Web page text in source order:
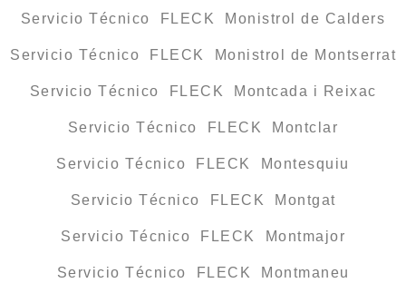
Servicio Técnico FLECK Monistrol de Calders
Servicio Técnico FLECK Monistrol de Montserrat
Servicio Técnico FLECK Montcada i Reixac
Servicio Técnico FLECK Montclar
Servicio Técnico FLECK Montesquiu
Servicio Técnico FLECK Montgat
Servicio Técnico FLECK Montmajor
Servicio Técnico FLECK Montmaneu